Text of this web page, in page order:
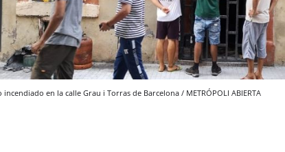
incendiado en la calle Grau i Torras de Barcelona / METRÓPOLI ABIERTA